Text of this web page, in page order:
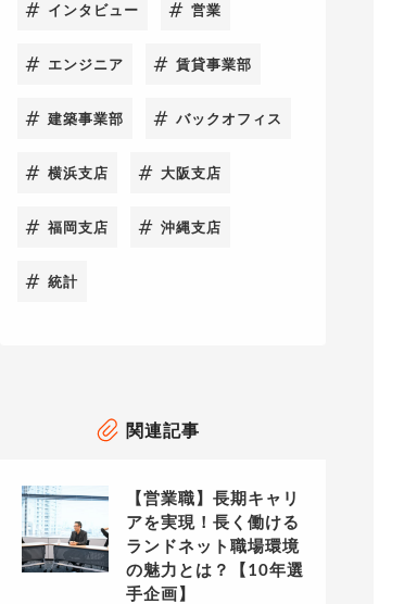
インタビュー 営業
エンジニア 賃貸事業部
建築事業部 バックオフィス
横浜支店 大阪支店
福岡支店 沖縄支店
統計
関連記事
【営業職】長期キャリ
アを実現！長く働ける
ランドネット職場環境
の魅力とは？【10年選
手企画】